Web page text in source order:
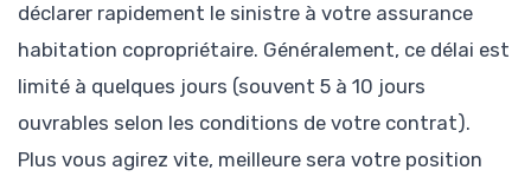
déclarer rapidement le sinistre à votre assurance
habitation copropriétaire. Généralement, ce délai est
limité à quelques jours (souvent 5 à 10 jours
ouvrables selon les conditions de votre contrat).
Plus vous agirez vite, meilleure sera votre position